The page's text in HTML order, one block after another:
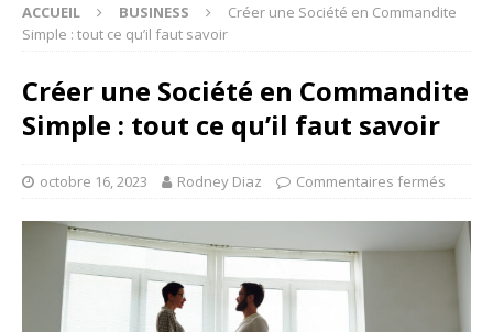
ACCUEIL BUSINESS
Créer une Société en Commandite
Simple : tout ce qu’il faut savoir
Créer une Société en Commandite
Simple : tout ce qu’il faut savoir
octobre 16, 2023 Rodney Diaz Commentaires fermés